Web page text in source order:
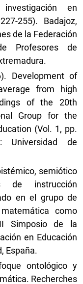
en
255). Badajoz,
de la Federación
Profesores de
Development of
from high
of the 20th
Group for the
(Vol. 1, pp.
Universidad de
semiótico
de instrucción
en el grupo de
como
Simposio de la
en Educación
España.
ontológico y
Recherches